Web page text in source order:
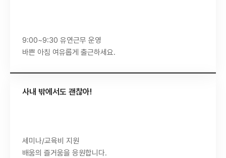
9:00~9:30 유연근무 운영
바쁜 아침 여유롭게 출근하세요.
사내 밖에서도 괜찮아!
세미나/교육비 지원
배움의 즐거움을 응원합니다.